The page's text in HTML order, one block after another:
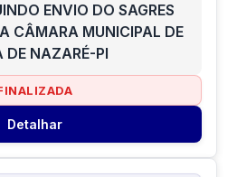
ENVIO DO SAGRES
CÂMARA MUNICIPAL DE
DE NAZARÉ-PI
Detalhar